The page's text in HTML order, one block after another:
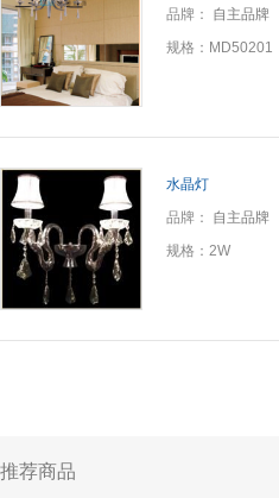
品牌：
自主品牌
规格： MD50201
水晶灯
品牌：
自主品牌
规格： 2W
推荐商品